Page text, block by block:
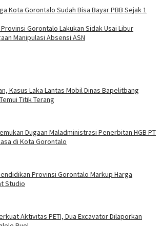
Kota Gorontalo Sudah Bisa Bayar PBB Sejak 1
Provinsi Gorontalo Lakukan Sidak Usai Libur
Manipulasi Absensi ASN
Kasus Laka Lantas Mobil Dinas Bapelitbang
Titik Terang
Dugaan Maladministrasi Penerbitan HGB PT
di Kota Gorontalo
Provinsi Gorontalo Markup Harga
Studio
Aktivitas PETI, Dua Excavator Dilaporkan